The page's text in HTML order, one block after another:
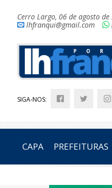
Cerro Largo, 06 de agosto
lhfranqui@gmail.com
SIGA-NOS:
CAPA PREFEITURAS